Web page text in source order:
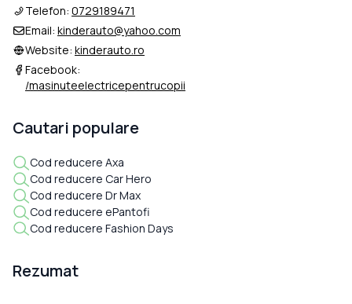
Telefon: 0729189471
Email: kinderauto@yahoo.com
Website: kinderauto.ro
Facebook:
/masinuteelectricepentrucopii
Cautari populare
Cod reducere Axa
Cod reducere Car Hero
Cod reducere Dr Max
Cod reducere ePantofi
Cod reducere Fashion Days
Rezumat